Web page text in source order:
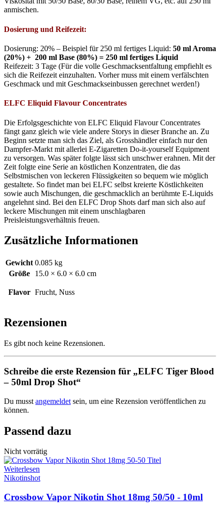
anmischen.
Dosierung und Reifezeit:
Dosierung: 20% – Beispiel für 250 ml fertiges Liquid: 50 ml Aroma
(20%) + 200 ml Base (80%) = 250 ml fertiges Liquid
Reifezeit: 3 Tage (Für die volle Geschmacksentfaltung empfiehlt es
sich die Reifezeit einzuhalten. Vorher muss mit einem verfälschten
Geschmack und mit Geschmackseinbussen gerechnet werden!)
ELFC Eliquid Flavour Concentrates
Die Erfolgsgeschichte von ELFC Eliquid Flavour Concentrates
fängt ganz gleich wie viele andere Storys in dieser Branche an. Zu
Beginn setzte man sich das Ziel, als Grosshändler einfach nur den
Dampfer-Markt mit allerlei E-Zigaretten Do-it-yourself Equipment
zu versorgen. Was später folgte lässt sich unschwer erahnen. Mit der
Zeit folgte eine Serie an köstlichen Konzentraten, die das
Selbstmischen von leckeren Flüssigkeiten so bequem wie möglich
gestaltete. So findet man bei ELFC selbst kreierte Köstlichkeiten
sowie auch Mischungen, die geschmacklich an berühmte E-Liquids
angelehnt sind. Bei den ELFC Drop Shots darf man sich also auf
leckere Mischungen mit einem unschlagbaren
Preisleistungsverhältnis freuen.
Zusätzliche Informationen
Gewicht 0.085 kg
Größe
15.0 × 6.0 × 6.0 cm
Flavor Frucht, Nuss
Rezensionen
Es gibt noch keine Rezensionen.
Schreibe die erste Rezension für „ELFC Tiger Blood
– 50ml Drop Shot“
Du musst angemeldet sein, um eine Rezension veröffentlichen zu
können.
Passend dazu
Nicht vorrätig
Weiterlesen
Nikotinshot
Crossbow Vapor Nikotin Shot 18mg 50/50 - 10ml